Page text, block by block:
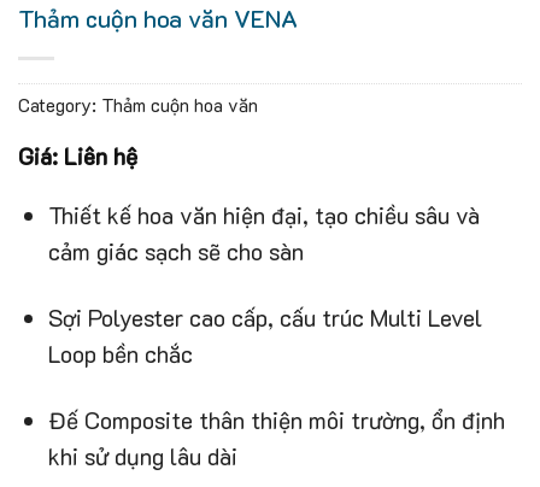
Thảm cuộn hoa văn VENA
Category: Thảm cuộn hoa văn
Giá: Liên hệ
Thiết kế hoa văn hiện đại, tạo chiều sâu và
cảm giác sạch sẽ cho sàn
Sợi Polyester cao cấp, cấu trúc Multi Level
Loop bền chắc
Đế Composite thân thiện môi trường, ổn định
khi sử dụng lâu dài